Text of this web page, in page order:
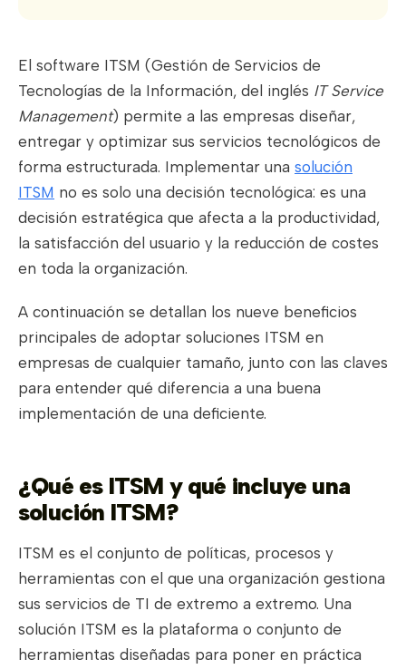
El software ITSM (Gestión de Servicios de
Tecnologías de la Información, del inglés IT Service
Management) permite a las empresas diseñar,
entregar y optimizar sus servicios tecnológicos de
forma estructurada. Implementar una solución
ITSM no es solo una decisión tecnológica: es una
decisión estratégica que afecta a la productividad,
la satisfacción del usuario y la reducción de costes
en toda la organización.
A continuación se detallan los nueve beneficios
principales de adoptar soluciones ITSM en
empresas de cualquier tamaño, junto con las claves
para entender qué diferencia a una buena
implementación de una deficiente.
¿Qué es ITSM y qué incluye una
solución ITSM?
ITSM es el conjunto de políticas, procesos y
herramientas con el que una organización gestiona
sus servicios de TI de extremo a extremo. Una
solución ITSM es la plataforma o conjunto de
herramientas diseñadas para poner en práctica